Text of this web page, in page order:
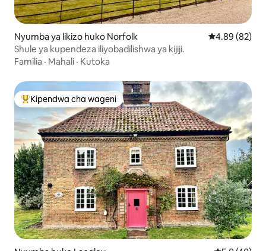
Nyumba ya likizo huko Norfolk Ukadiriaji wa
4.89 (82)
Shule ya kupendeza iliyobadilishwa ya kijiji.
Familia · Mahali · Kutoka
Kipendwa maarufu cha wageni
Kipendwa cha wageni